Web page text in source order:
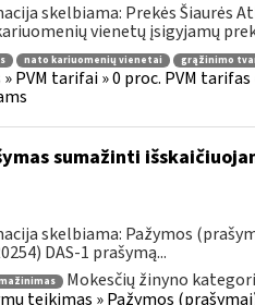
skelbiama: Prekės Šiaurės
vienetų įsigyjamų
nato kariuomenių vienetai grąžinimo
PVM tarifai » 0 proc. PVM
sumažinti
skelbiama: Pažymos
DAS-1 prašymą...
Mokesčių žinyno
teikimas » Pažymos